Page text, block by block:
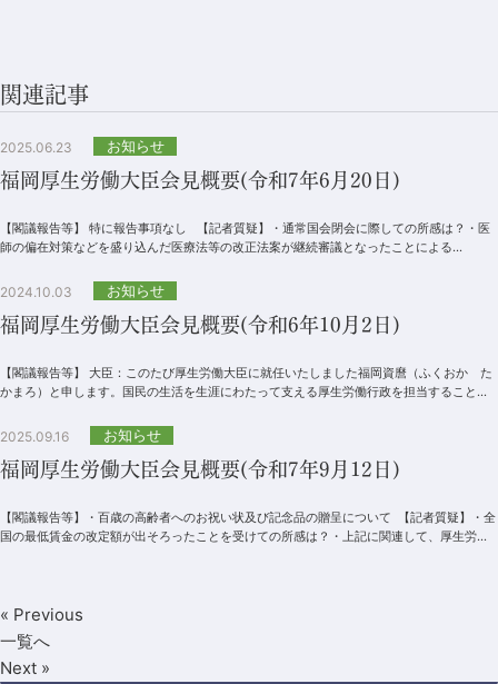
関連記事
2025.06.23 お知らせ
福岡厚生労働大臣会見概要(令和7年6月20日)
【閣議報告等】 特に報告事項なし 【記者質疑】・通常国会閉会に際しての所感は？・医
師の偏在対策などを盛り込んだ医療法等の改正法案が継続審議となったことによる...
2024.10.03 お知らせ
福岡厚生労働大臣会見概要(令和6年10月2日)
【閣議報告等】 大臣：このたび厚生労働大臣に就任いたしました福岡資麿（ふくおか た
かまろ）と申します。国民の生活を生涯にわたって支える厚生労働行政を担当することと
2025.09.16 お知らせ
福岡厚生労働大臣会見概要(令和7年9月12日)
【閣議報告等】・百歳の高齢者へのお祝い状及び記念品の贈呈について 【記者質疑】・全
国の最低賃金の改定額が出そろったことを受けての所感は？・上記に関連して、厚生労働
« Previous
一覧へ
Next »